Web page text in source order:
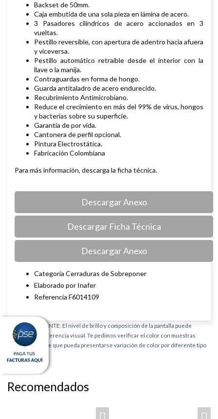
Backset de 50mm.
Caja embutida de una sola pieza en lámina de acero.
3 Pasadores cilíndricos de acero accionados en 3
vueltas.
Pestillo reversible, con apertura de adentro hacia afuera
y viceversa.
Pestillo automático retraíble desde el interior con la
llave o la manija.
Contraguardas en forma de hongo.
Guarda antitaladro de acero endurecido.
Recubrimiento Antimicrobiano.
Reduce el crecimiento en más del 99% de virus, hongos
y bacterias sobre su superficie.
Garantía de por vida.
Cantonera de perfil opcional.
Pintura Electrostática.
Fabricación Colombiana
Para más información, descarga la ficha técnica.
Descargar Anexo
Descargar Ficha Técnica
Descargar Anexo
Categoría Cerraduras de Sobreponer
Elaborado por Inafer
Referencia F6014109
AVISO IMPORTANTE: El nivel de brillo y composición de la pantalla puede
provocar una diferencia visual. Te pedimos verificar el color con muestras
físicas. Es posible que pueda presentarse variación de color por diferente tipo
de producto.
Recomendados